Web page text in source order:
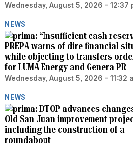
Wednesday, August 5, 2026 - 12:37
NEWS
“Insufficient cash
PREPA warns of dire financial
while objecting to transfers
for LUMA Energy and Genera PR
Wednesday, August 5, 2026 - 11:32
NEWS
DTOP advances
Old San Juan improvement
including the construction of a
roundabout